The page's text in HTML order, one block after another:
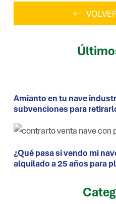
Amianto en tu nave
subvenciones para
¿Qué pasa si vendo mi
alquilado a 25 años para